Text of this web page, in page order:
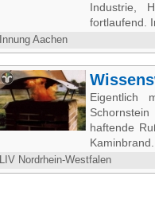
Industrie,
fortlaufend.
Innung Aachen
Eigentlich
haftende
Kaminbrand.
LIV Nordrhein-Westfalen